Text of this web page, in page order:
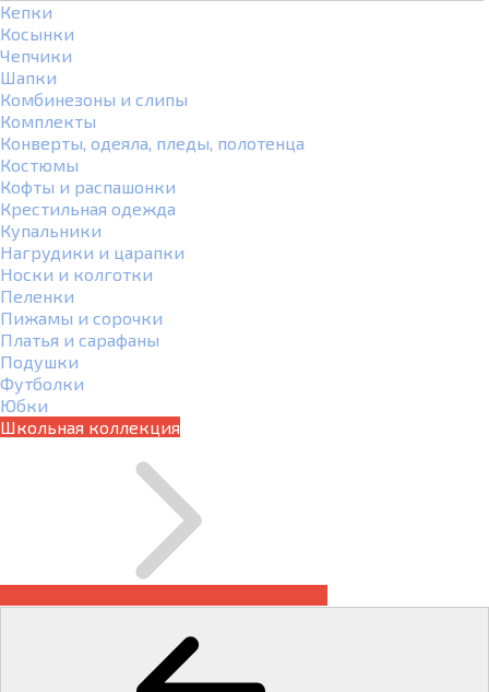
Кепки
Косынки
Чепчики
Шапки
Комбинезоны и слипы
Комплекты
Конверты, одеяла, пледы, полотенца
Костюмы
Кофты и распашонки
Крестильная одежда
Купальники
Нагрудики и царапки
Носки и колготки
Пеленки
Пижамы и сорочки
Платья и сарафаны
Подушки
Футболки
Юбки
Школьная коллекция